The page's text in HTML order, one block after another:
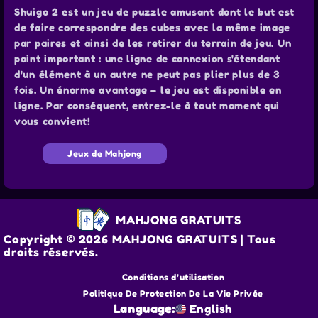
Shuigo 2 est un jeu de puzzle amusant dont le but est
de faire correspondre des cubes avec la même image
par paires et ainsi de les retirer du terrain de jeu. Un
point important : une ligne de connexion s'étendant
d'un élément à un autre ne peut pas plier plus de 3
fois. Un énorme avantage – le jeu est disponible en
ligne. Par conséquent, entrez-le à tout moment qui
vous convient!
Jeux de Mahjong
MAHJONG GRATUITS
Copyright © 2026 MAHJONG GRATUITS | Tous
droits réservés.
Conditions d’utilisation
Politique De Protection De La Vie Privée
Language: English